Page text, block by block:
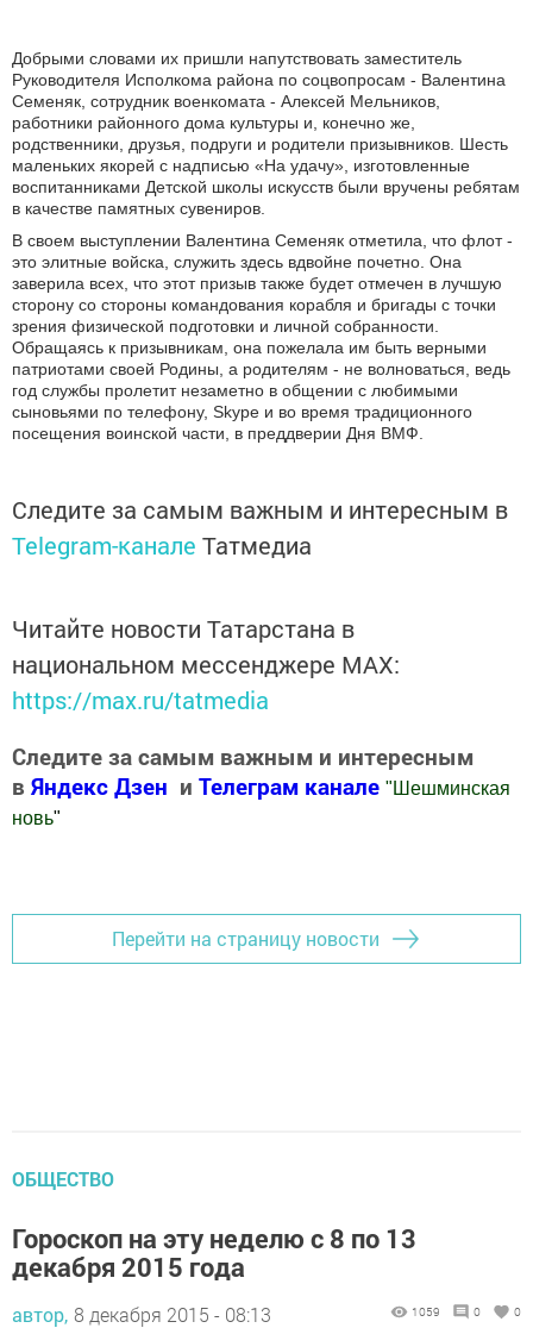
Добрыми словами их пришли напутствовать заместитель
Руководителя Исполкома района по соцвопросам - Валентина
Семеняк, сотрудник военкомата - Алексей Мельников,
работники районного дома культуры и, конечно же,
родственники, друзья, подруги и родители призывников. Шесть
маленьких якорей с надписью «На удачу», изготовленные
воспитанниками Детской школы искусств были вручены ребятам
в качестве памятных сувениров.
В своем выступлении Валентина Семеняк отметила, что флот -
это элитные войска, служить здесь вдвойне почетно. Она
заверила всех, что этот призыв также будет отмечен в лучшую
сторону со стороны командования корабля и бригады с точки
зрения физической подготовки и личной собранности.
Обращаясь к призывникам, она пожелала им быть верными
патриотами своей Родины, а родителям - не волноваться, ведь
год службы пролетит незаметно в общении с любимыми
сыновьями по телефону, Skype и во время традиционного
посещения воинской части, в преддверии Дня ВМФ.
Следите за самым важным и интересным в
Telegram-канале Татмедиа
Читайте новости Татарстана в
национальном мессенджере MАХ:
https://max.ru/tatmedia
Следите за самым важным и интересным
в Яндекс Дзен и Телеграм канале " Шешминская
новь"
Перейти на страницу новости
ОБЩЕСТВО
Гороскоп на эту неделю с 8 по 13
декабря 2015 года
автор, 8 декабря 2015 - 08:13 1059 0 0